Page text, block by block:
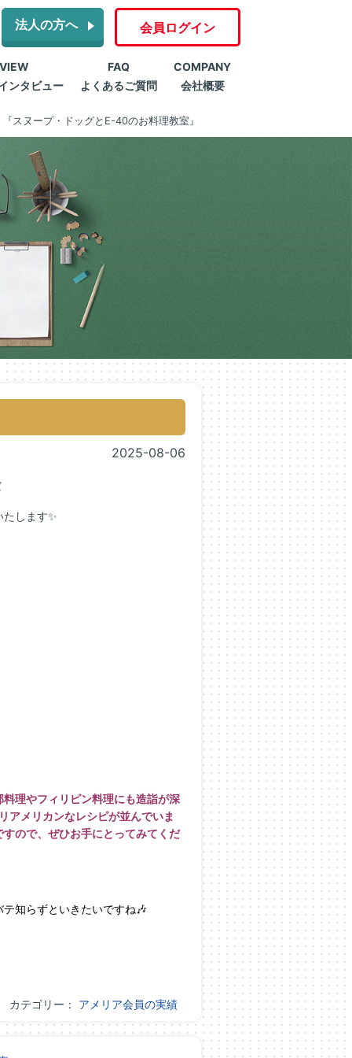
法人の方へ 会員ログイン
ンタビュー
FAQ
よくあるご質問
COMPANY
会社概要
『スヌープ・ドッグとE-40のお料理教室』
2025-08-06
します✨
料理やフィリピン料理にも造詣が深
アメリカンなレシピが並んでいま
ので、ぜひお手にとってみてくだ
知らずといきたいですね🎶
カテゴリー： アメリア会員の実績